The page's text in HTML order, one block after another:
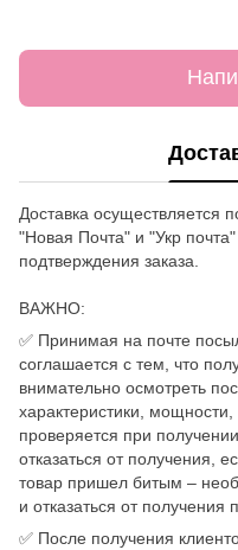
Доставка осуществляется
"Новая Почта" и "Укр
подтверждения заказа.
ВАЖНО:
✅ Принимая на почте
соглашается с тем, что
внимательно осмотреть
характеристики,
проверяется при
отказаться от получения,
товар пришел битым –
и отказаться от получения
✅ После получения